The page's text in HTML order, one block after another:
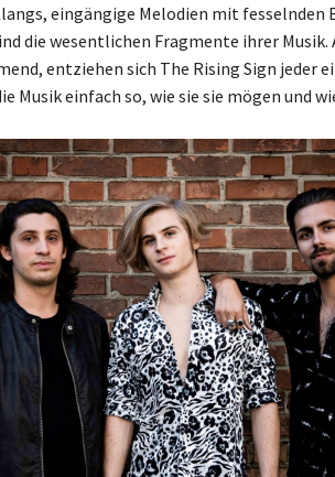
eingängige Melodien mit fesselnden
die wesentlichen Fragmente ihrer Musik.
entziehen sich The Rising Sign jeder
Musik einfach so, wie sie sie mögen und